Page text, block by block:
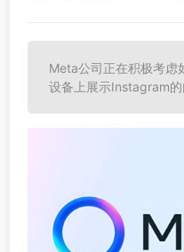
Meta公司正在积极考虑
设备上展示Instagram的